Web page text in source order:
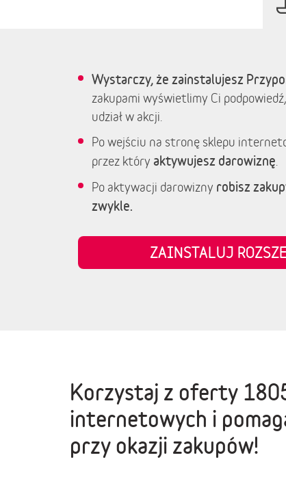
Wystarczy, że zainstalujesz
zakupami wyświetlimy Ci
udział w akcji.
Po wejściu na stronę sklepu
przez który aktywujesz darowiznę
Po aktywacji darowizny robisz
zwykle.
ZAINSTALUJ
Korzystaj z oferty
internetowych i
przy okazji zakupów!